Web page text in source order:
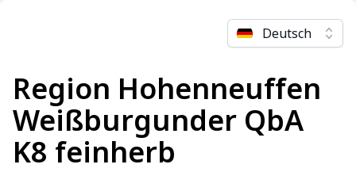
Deutsch
Region Hohenneuffen
Weißburgunder QbA
K8 feinherb